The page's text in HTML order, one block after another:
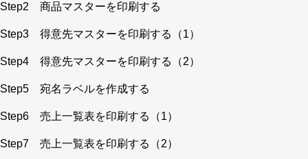
Step2 商品マスターを印刷する
Step3 得意先マスターを印刷する（1）
Step4 得意先マスターを印刷する（2）
Step5 宛名ラベルを作成する
Step6 売上一覧表を印刷する（1）
Step7 売上一覧表を印刷する（2）